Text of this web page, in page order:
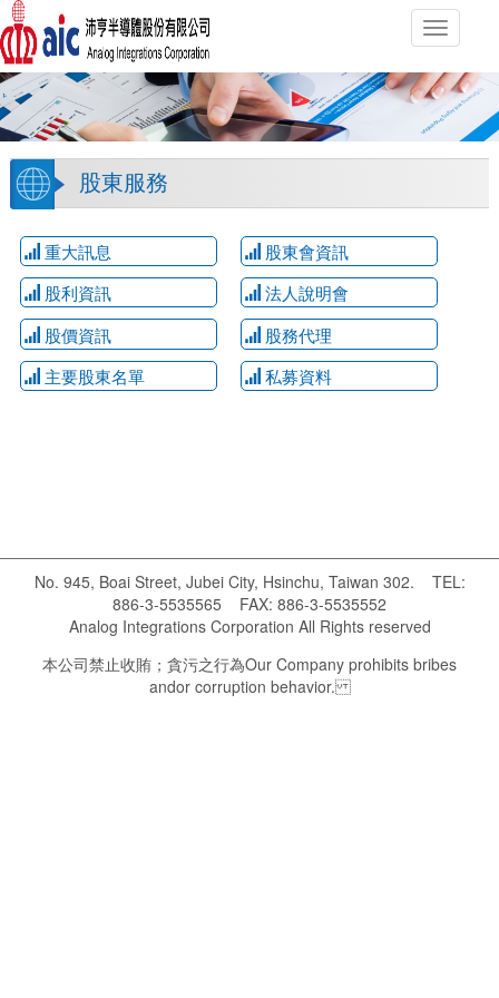
Toggle
股東服務
重大訊息
股東會資訊
股利資訊
法人說明會
股價資訊
股務代理
主要股東名單
私募資料
No. 945, Boai Street, Jubei City, Hsinchu, Taiwan 302. TEL:
886-3-5535565 FAX: 886-3-5535552
Analog Integrations Corporation All Rights reserved
本公司禁止收賄；貪污之行為 Our Company prohibits bribes
andor corruption behavior.